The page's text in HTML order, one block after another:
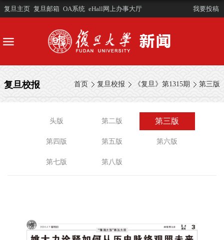
复旦主页 复旦邮箱 OA系统 eHall网上办事大厅 我要投稿
首页 复旦校报 《复旦》第1315期 第三版
复旦校报
头版 第二版 第三版
第四版 第五版 第六版
第七版 第八版